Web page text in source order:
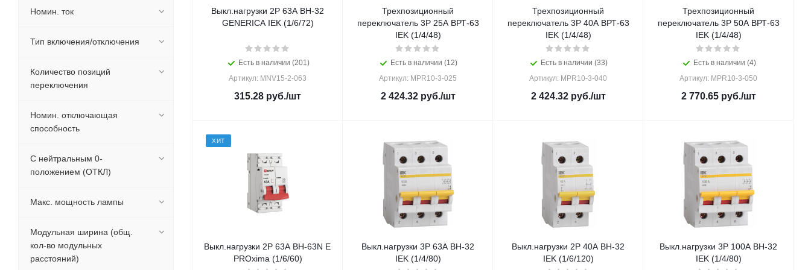
Выкл.нагрузки 2Р 63А ВН-32
GENERICA IEK (1/6/72)
Есть в наличии (201)
Артикул: MNV15-2-063
315.28 руб./шт
Трехпозиционный
переключатель 3Р 25А ВРТ-63
IEK (1/4/48)
Есть в наличии (12)
Артикул: MPR10-3-025
2 424.32руб./шт
Трехпозиционный
переключатель 3Р 40А ВРТ-63
IEK (1/4/48)
Есть в наличии (33)
Артикул: MPR10-3-040
2 424.32руб./шт
Трехпозиционный
переключатель 3Р 50А ВРТ-63
IEK (1/4/48)
Есть в наличии (4)
Артикул: MPR10-3-050
2 770.65руб./шт
ХИТ
Выкл.нагрузки 2P 63А ВН-63N EKF
PROxima (1/6/60)
Выкл.нагрузки 3Р 63А ВН-32
IEK (1/4/80)
Выкл.нагрузки 2Р 40А ВН-32
IEK (1/6/120)
Выкл.нагрузки 3Р 100А ВН-32
IEK (1/4/80)
Номин. ток
Тип включения/отключения
Количество позиций
переключения
Номин. отключающая
способность
С нейтральным 0-
положением (ОТКЛ)
Макс. мощность лампы
Модульная ширина (общ.
кол-во модульных
расстояний)